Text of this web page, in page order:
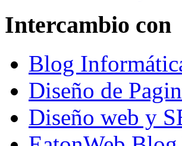
Intercambio con
Blog
Diseño de
Diseño web y